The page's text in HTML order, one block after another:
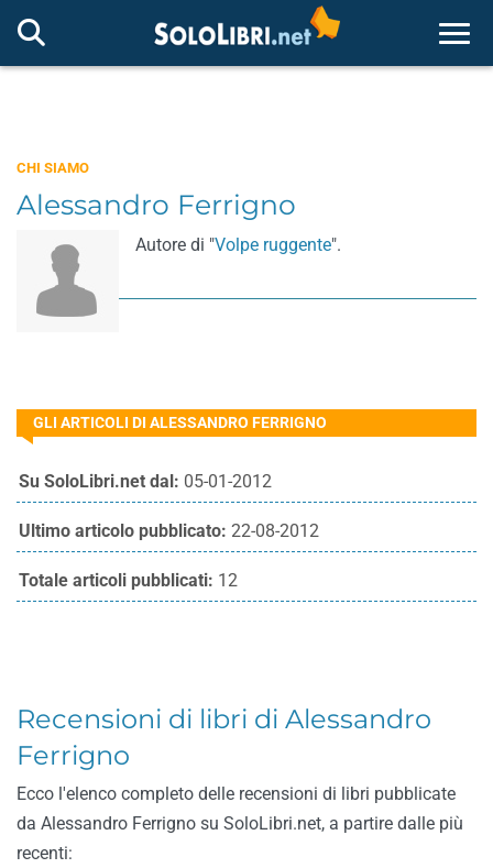
CHI SIAMO
Alessandro Ferrigno
Autore di "Volpe ruggente".
GLI ARTICOLI DI ALESSANDRO FERRIGNO
Su SoloLibri.net dal: 05-01-2012
Ultimo articolo pubblicato: 22-08-2012
Totale articoli pubblicati: 12
Recensioni di libri di Alessandro
Ferrigno
Ecco l'elenco completo delle recensioni di libri pubblicate
da Alessandro Ferrigno su SoloLibri.net, a partire dalle più
recenti: